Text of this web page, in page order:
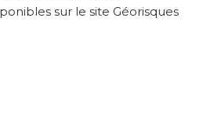
sur le site Géorisques